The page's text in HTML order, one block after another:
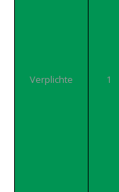
Verplichte 1